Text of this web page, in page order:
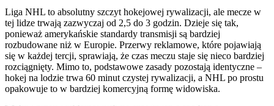
Liga NHL to absolutny szczyt hokejowej rywalizacji, ale mecze w
tej lidze trwają zazwyczaj od 2,5 do 3 godzin. Dzieje się tak,
ponieważ amerykańskie standardy transmisji są bardziej
rozbudowane niż w Europie. Przerwy reklamowe, które pojawiają
się w każdej tercji, sprawiają, że czas meczu staje się nieco bardziej
rozciągnięty. Mimo to, podstawowe zasady pozostają identyczne –
hokej na lodzie trwa 60 minut czystej rywalizacji, a NHL po prostu
opakowuje to w bardziej komercyjną formę widowiska.